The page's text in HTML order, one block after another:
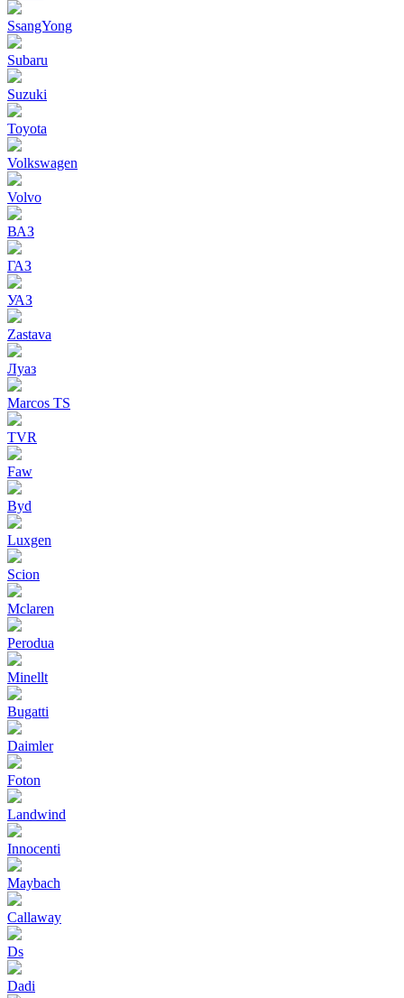
SsangYong
Subaru
Suzuki
Toyota
Volkswagen
Volvo
ВАЗ
ГАЗ
УАЗ
Zastava
Луаз
Marcos TS
TVR
Faw
Byd
Luxgen
Scion
Mclaren
Perodua
Minellt
Bugatti
Daimler
Foton
Landwind
Innocenti
Maybach
Callaway
Ds
Dadi